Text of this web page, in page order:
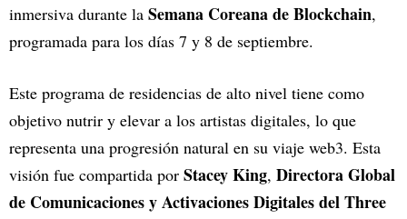
inmersiva durante la Semana Coreana de Blockchain,
programada para los días 7 y 8 de septiembre.
Este programa de residencias de alto nivel tiene como
objetivo nutrir y elevar a los artistas digitales, lo que
representa una progresión natural en su viaje web3. Esta
visión fue compartida por Stacey King, Directora Global
de Comunicaciones y Activaciones Digitales del Three